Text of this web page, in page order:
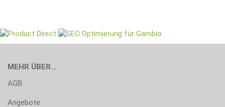
MEHR ÜBER...
AGB
Angebote